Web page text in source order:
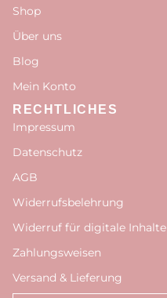
Shop
Über uns
Blog
Mein Konto
RECHTLICHES
Impressum
Datenschutz
AGB
Widerrufsbelehrung
Widerruf für digitale Inhalte
Zahlungsweisen
Versand & Lieferung